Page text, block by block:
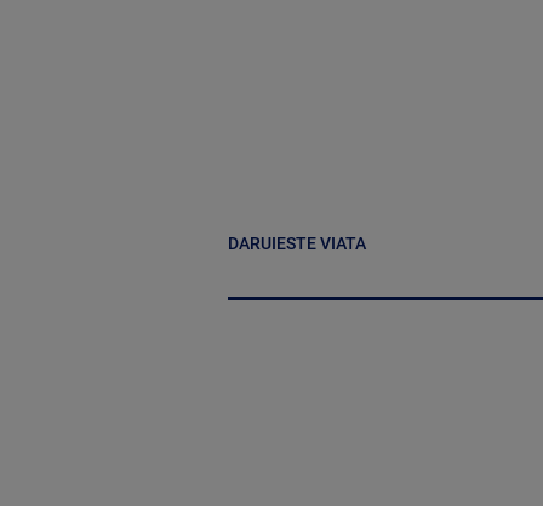
DARUIESTE VIATA